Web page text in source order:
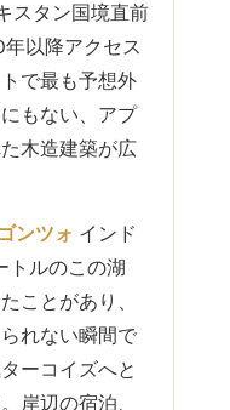
スタン国境直前
以降アクセス
で最も予想外
もない、アプ
木造建築が広
ンツォ インド
トルのこの湖
ことがあり、
れない瞬間で
ーコイズへと
岸辺の宿泊、